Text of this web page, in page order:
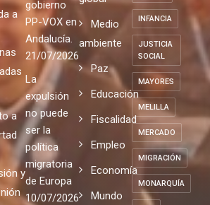
a
a
y
gobierno
PP-VOX en
Andalucía.
21/07/2026
La
expulsión
no puede
ser la
política
migratoria
de Europa
10/07/2026
Medio
ambiente
Paz
Educación
Fiscalidad
Empleo
Economía
Mundo
INFANCIA
JUSTICIA
SOCIAL
MAYORES
MELILLA
MERCADO
MIGRACIÓN
MONARQUÍA